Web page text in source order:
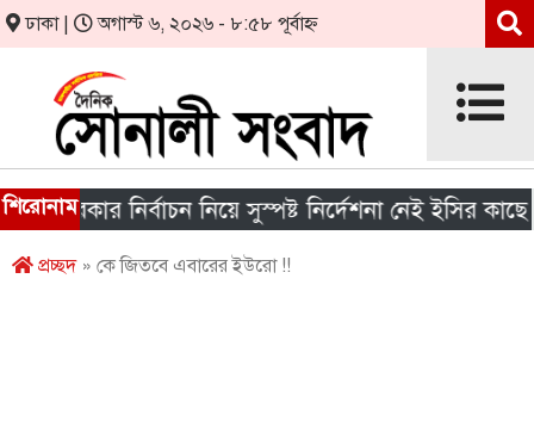
ঢাকা | অগাস্ট ৬, ২০২৬ - ৮:৫৮ পূর্বাহ্ন
শিরোনামনির্বাচন নিয়ে সুস্পষ্ট নির্দেশনা নেই ইসির কাছে
প্রচ্ছদ» কে জিতবে এবারের ইউরো !!